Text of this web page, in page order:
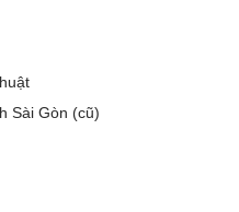
Sài Gòn (cũ)